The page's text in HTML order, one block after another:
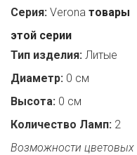
Серия: Verona товары
этой серии
Тип изделия: Литые
Диаметр: 0 см
Высота: 0 см
Количество Ламп: 2
Возможности цветовых